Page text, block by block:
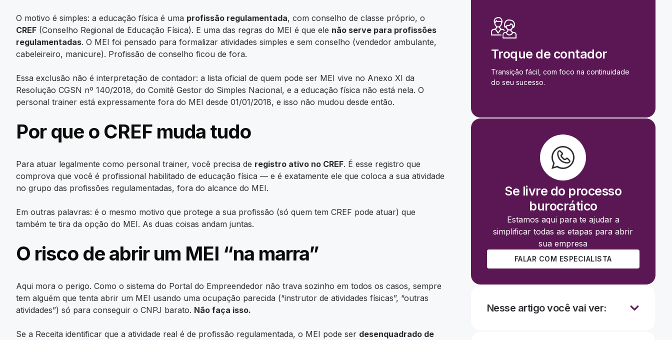
O motivo é simples: a educação física é uma profissão regulamentada, com conselho de classe próprio, o
CREF (Conselho Regional de Educação Física). E uma das regras do MEI é que ele não serve para profissões
regulamentadas. O MEI foi pensado para formalizar atividades simples e sem conselho (vendedor ambulante,
cabeleireiro, manicure). Profissão de conselho ficou de fora.
Essa exclusão não é interpretação de contador: a lista oficial de quem pode ser MEI vive no Anexo XI da
Resolução CGSN nº 140/2018, do Comitê Gestor do Simples Nacional, e a educação física não está nela. O
personal trainer está expressamente fora do MEI desde 01/01/2018, e isso não mudou desde então.
Por que o CREF muda tudo
Para atuar legalmente como personal trainer, você precisa de registro ativo no CREF. É esse registro que
comprova que você é profissional habilitado de educação física — e é exatamente ele que coloca a sua atividade
no grupo das profissões regulamentadas, fora do alcance do MEI.
Em outras palavras: é o mesmo motivo que protege a sua profissão (só quem tem CREF pode atuar) que
também te tira da opção do MEI. As duas coisas andam juntas.
O risco de abrir um MEI “na marra”
Aqui mora o perigo. Como o sistema do Portal do Empreendedor não trava sozinho em todos os casos, sempre
tem alguém que tenta abrir um MEI usando uma ocupação parecida (“instrutor de atividades físicas”, “outras
atividades”) só para conseguir o CNPJ barato. Não faça isso.
Se a Receita identificar que a atividade real é de profissão regulamentada, o MEI pode ser desenquadrado de
Troque de contador
Transição fácil, com foco na continuidade
do seu sucesso.
Se livre do processo
burocrático
Estamos aqui para te ajudar a
simplificar todas as etapas para abrir
sua empresa
FALAR COM ESPECIALISTA
Nesse artigo você vai ver: